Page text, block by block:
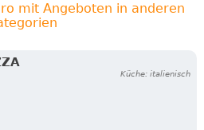
mit Angeboten in anderen
Küche: italienisch